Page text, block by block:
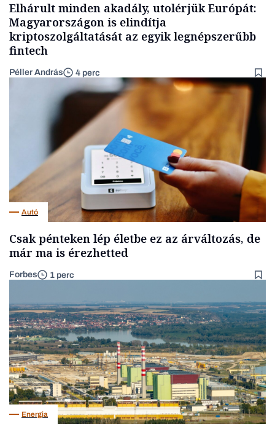
Elhárult minden akadály, utolérjük Európát:
Magyarországon is elindítja
kriptoszolgáltatását az egyik legnépszerűbb
fintech
Péller András 4 perc
Autó
Csak pénteken lép életbe ez az árváltozás, de
már ma is érezhetted
Forbes 1 perc
Energia